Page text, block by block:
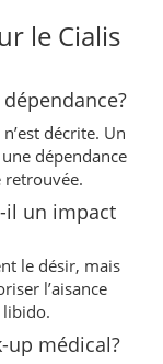
le Cialis
décrite. Un
dépendance
retrouvée.
il un impact
le désir, mais
l’aisance
up médical?